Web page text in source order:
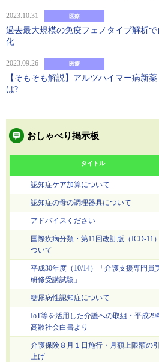
2023.10.31 医療
過去最大規模の免疫フェノタイプ解析
化
2023.09.26 医療
【そもそも解説】アルツハイマー病新
は?
おしゃべり掲示板
タイトル
認知症ケア加算について
認知症の母の調理器具について
アドバイスください
国際疾病分類・第11回改訂版（ICD-11
ついて
平成30年度（10/14）「介護支援専門員
研修受講試験」
糖尿病性認知症について
IoT等を活用した介護への取組・平成29
高齢社会白書より
介護保険８月１日施行・月額上限額の
上げ